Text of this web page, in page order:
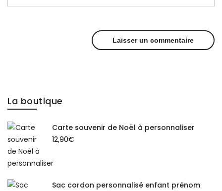
La boutique
Carte souvenir de Noël à personnaliser
12,90€
Sac cordon personnalisé enfant prénom